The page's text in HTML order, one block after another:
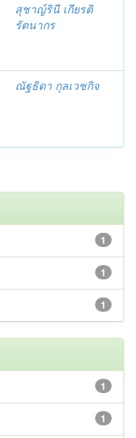
สุชาญ์รินี เกียรติ
รัตนากร
ณัฐธิดา กุลเวชกิจ
1
1
1
1
1